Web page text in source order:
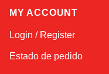
MY ACCOUNT
Login / Register
Estado de pedido